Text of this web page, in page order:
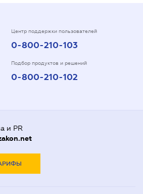
Центр поддержки пользователей
0-800-210-103
Подбор продуктов и решений
0-800-210-102
и PR